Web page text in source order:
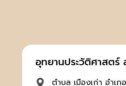
อุทยานประวัติศาสตร์
ตำบล เมืองเก่า อำเภ